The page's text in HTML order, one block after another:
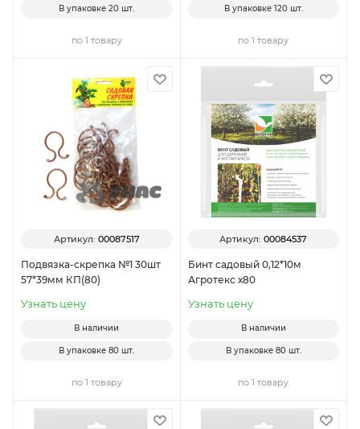
В упаковке20 шт.
по 1 товару
В упаковке 120 шт.
по 1 товару
Артикул: 00087517
Подвязка-скрепка №1 30шт
57*39мм КП(80)
Узнать цену
В наличии
В упаковке80 шт.
по 1 товару
Артикул:00084537
Бинт садовый 0,12*10м
Агротекс х80
Узнать цену
В наличии
В упаковке 80 шт.
по 1 товару